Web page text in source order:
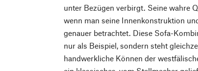
unter Bezügen verbirgt. Seine wahre
wenn man seine Innenkonstruktion
genauer betrachtet. Diese Sofa-
nur als Beispiel, sondern steht
handwerkliche Können der